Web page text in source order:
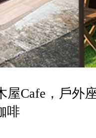
屋Cafe，戶外
啡